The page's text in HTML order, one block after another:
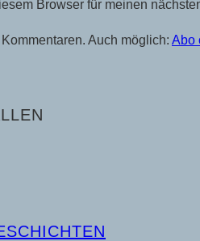
Browser für meinen
Auch möglich: Abo